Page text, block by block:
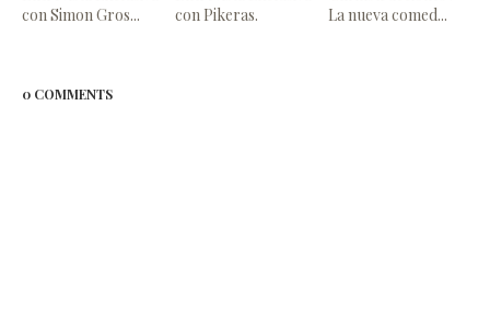
con Simon Gros...
con Pikeras.
La nueva comed...
0 COMMENTS